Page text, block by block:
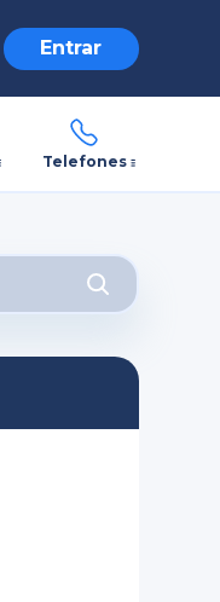
Entrar
Telefones